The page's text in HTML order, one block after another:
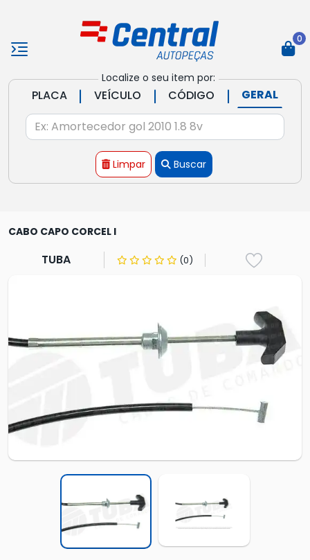
Localize o seu item por:
PLACA | VEÍCULO | CÓDIGO | GERAL
Limpar Buscar
0
CABO CAPO CORCEL I
TUBA (0)